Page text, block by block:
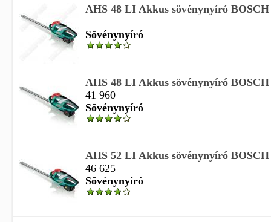
AHS 48 LI Akkus sövénynyíró BOSCH
Sövénynyíró
AHS 48 LI Akkus sövénynyíró BOSCH
41 960
Sövénynyíró
AHS 52 LI Akkus sövénynyíró BOSCH
46 625
Sövénynyíró